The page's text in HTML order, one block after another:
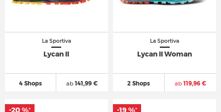
La Sportiva
Lycan II
4 Shops ab141,99 €
La Sportiva
Lycan II Woman
2 Shops ab119,96 €
-20 %* -19 %*